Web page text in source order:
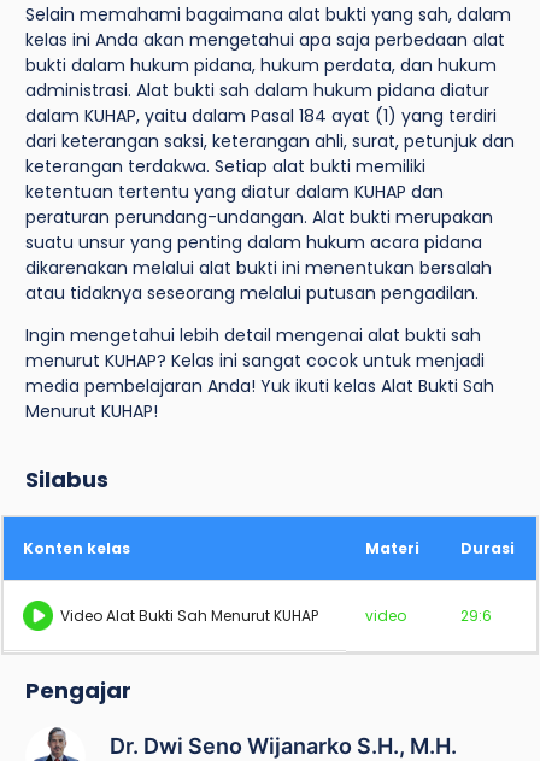
Selain memahami bagaimana alat bukti yang sah, dalam
kelas ini Anda akan mengetahui apa saja perbedaan alat
bukti dalam hukum pidana, hukum perdata, dan hukum
administrasi. Alat bukti sah dalam hukum pidana diatur
dalam KUHAP, yaitu dalam Pasal 184 ayat (1) yang terdiri
dari keterangan saksi, keterangan ahli, surat, petunjuk dan
keterangan terdakwa. Setiap alat bukti memiliki
ketentuan tertentu yang diatur dalam KUHAP dan
peraturan perundang-undangan. Alat bukti merupakan
suatu unsur yang penting dalam hukum acara pidana
dikarenakan melalui alat bukti ini menentukan bersalah
atau tidaknya seseorang melalui putusan pengadilan.
Ingin mengetahui lebih detail mengenai alat bukti sah
menurut KUHAP? Kelas ini sangat cocok untuk menjadi
media pembelajaran Anda! Yuk ikuti kelas Alat Bukti Sah
Menurut KUHAP!
Silabus
Konten kelas Materi Durasi
Video Alat Bukti Sah Menurut KUHAP video 29:6
Pengajar
Dr. Dwi Seno Wijanarko S.H., M.H.